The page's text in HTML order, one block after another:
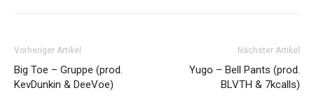
Vorheriger Artikel
Big Toe – Gruppe (prod.
KevDunkin & DeeVoe)
Nächster Artikel
Yugo – Bell Pants (prod.
BLVTH & 7kcalls)